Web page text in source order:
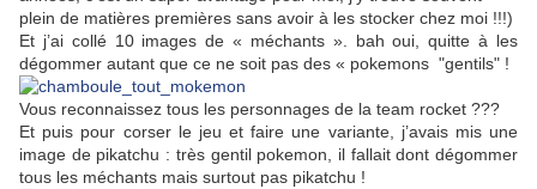
plein de matières premières sans avoir à les stocker chez moi !!!)
Et j’ai collé 10 images de « méchants ». bah oui, quitte à les
dégommer autant que ce ne soit pas des « pokemons "gentils" !
Vous reconnaissez tous les personnages de la team rocket ???
Et puis pour corser le jeu et faire une variante, j’avais mis une
image de pikatchu : très gentil pokemon, il fallait dont dégommer
tous les méchants mais surtout pas pikatchu !